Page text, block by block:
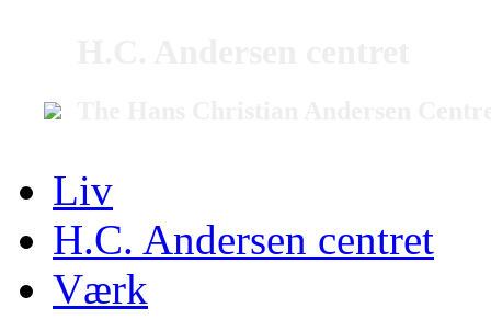
Liv
H.C. Andersen centret
Værk